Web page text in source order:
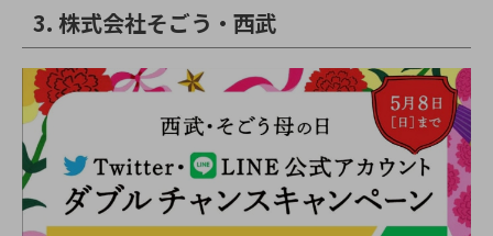
3. 株式会社そごう・西武